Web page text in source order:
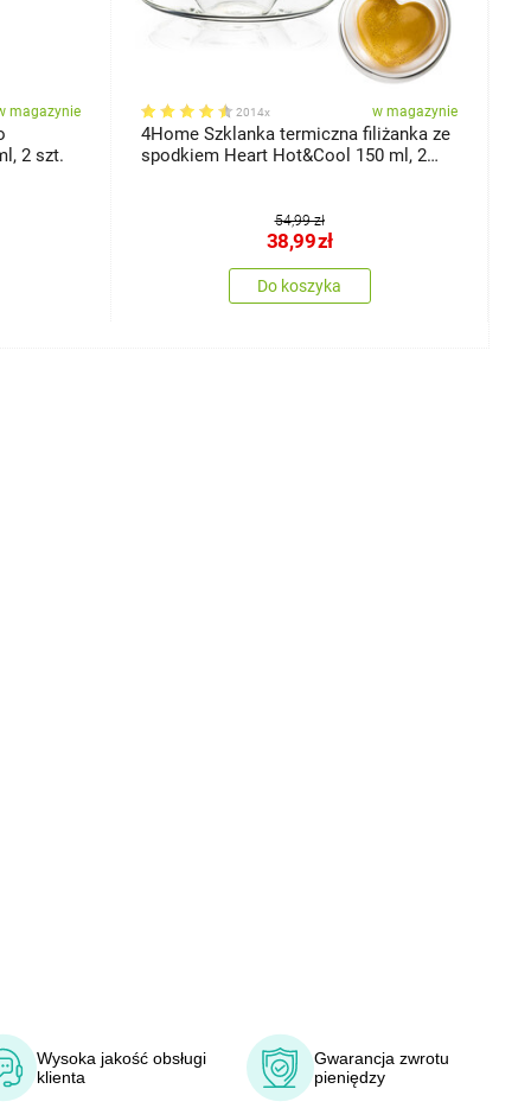
magazynie
2 szt.
2014x w magazynie
4Home Szklanka termiczna filiżanka ze
spodkiem Heart Hot&Cool 150 ml, 2
54,99 zł
38,99zł
Do koszyka
Wysoka jakość obsługi
klienta
Gwarancja zwrotu
pieniędzy